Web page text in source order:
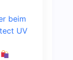
beim
UV